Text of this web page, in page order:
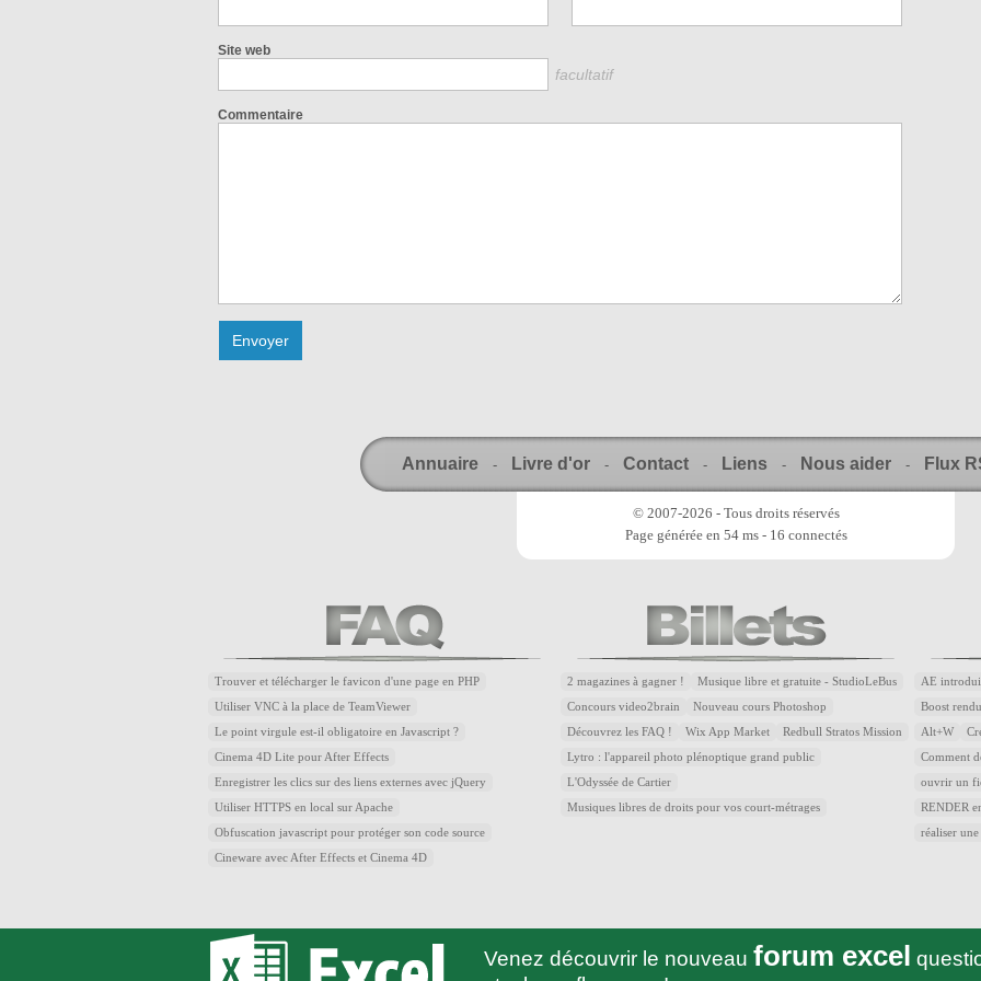
Site web
facultatif
Commentaire
Annuaire - Livre d'or - Contact - Liens - Nous aider - Flux
© 2007-2026 - Tous droits réservés
Page générée en 54 ms - 16 connectés
Trouver et télécharger le favicon d'une page en PHP
Utiliser VNC à la place de TeamViewer
Le point virgule est-il obligatoire en Javascript ?
Cinema 4D Lite pour After Effects
Enregistrer les clics sur des liens externes avec jQuery
Utiliser HTTPS en local sur Apache
Obfuscation javascript pour protéger son code source
Cineware avec After Effects et Cinema 4D
2 magazines à gagner ! Musique libre et gratuite - StudioLeBus
Concours video2brain Nouveau cours Photoshop
Découvrez les FAQ ! Wix App Market Redbull Stratos Mission
Lytro : l'appareil photo plénoptique grand public
L'Odyssée de Cartier
Musiques libres de droits pour vos court-métrages
AE
Boost
Alt+W
Comment
ouvrir un
RENDER
réaliser
Venez découvrir le nouveau forum excel